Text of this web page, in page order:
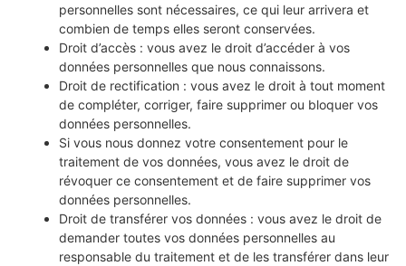
personnelles sont nécessaires, ce qui leur arrivera et
combien de temps elles seront conservées.
Droit d’accès : vous avez le droit d’accéder à vos
données personnelles que nous connaissons.
Droit de rectification : vous avez le droit à tout moment
de compléter, corriger, faire supprimer ou bloquer vos
données personnelles.
Si vous nous donnez votre consentement pour le
traitement de vos données, vous avez le droit de
révoquer ce consentement et de faire supprimer vos
données personnelles.
Droit de transférer vos données : vous avez le droit de
demander toutes vos données personnelles au
responsable du traitement et de les transférer dans leur